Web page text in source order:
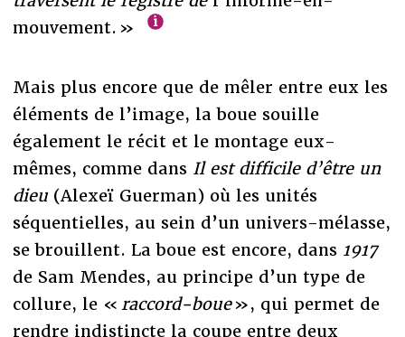
mouvement. »
Mais plus encore que de mêler entre eux les
éléments de l’image, la boue souille
également le récit et le montage eux-
mêmes, comme dans Il est difficile d’être un
dieu (Alexeï Guerman) où les unités
séquentielles, au sein d’un univers-mélasse,
se brouillent. La boue est encore, dans 1917
de Sam Mendes, au principe d’un type de
collure, le « raccord-boue», qui permet de
rendre indistincte la coupe entre deux